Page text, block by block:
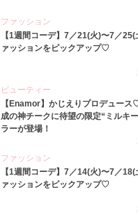
ファッション
【1週間コーデ】7／21(火)〜7／25(
ァッションをピックアップ♡
ビューティー
【Enamor】かじえりプロデュー
成の神チークに待望の限定“ミルキ
ラーが登場！
ファッション
【1週間コーデ】7／14(火)〜7／18(
ァッションをピックアップ♡